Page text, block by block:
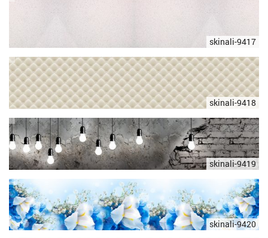
skinali-9417
skinali-9418
skinali-9419
skinali-9420